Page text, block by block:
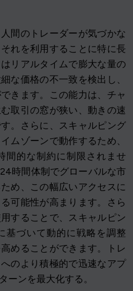
間のトレーダーが気づかな
れを利用することに特に長
リアルタイムで膨大な量の
な価格の不一致を検出し、
きます。この能力は、チャ
取引の窓が狭い、動きの速
。さらに、スキャルピング
ムゾーンで動作するため、
間的な制約に制限されませ
時間体制でグローバルな市
め、この幅広いアクセスに
可能性が高まります。さら
することで、スキャルピン
基づいて動的に戦略を調整
めることができます。トレ
のより積極的で迅速なアプ
ーンを最大化する。